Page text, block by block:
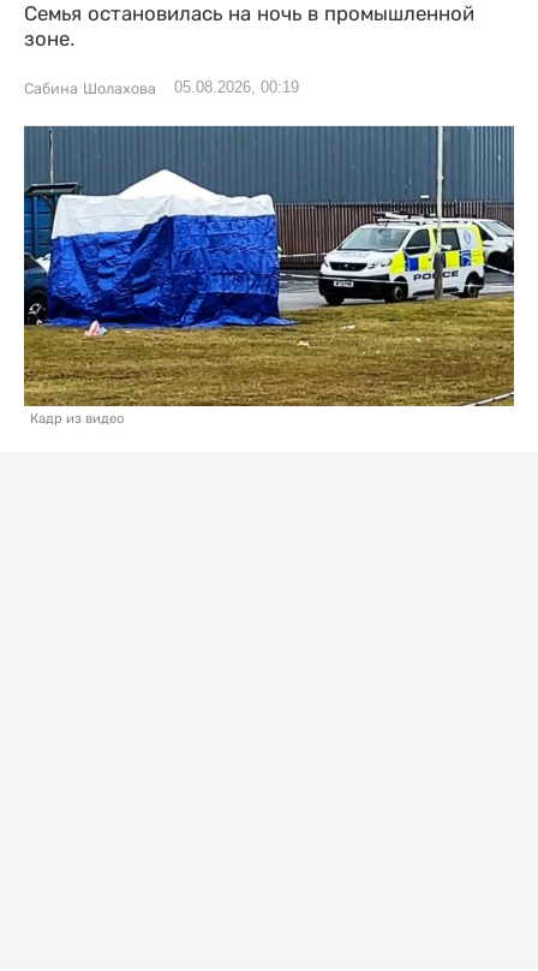
Семья остановилась на ночь в промышленной
зоне.
Сабина Шолахова 05.08.2026, 00:19
Кадр из видео